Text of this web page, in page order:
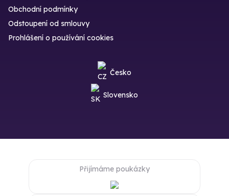
Obchodní podmínky
Odstoupení od smlouvy
Prohlášení o používání cookies
Česko
Slovensko
Přijímáme poukázky